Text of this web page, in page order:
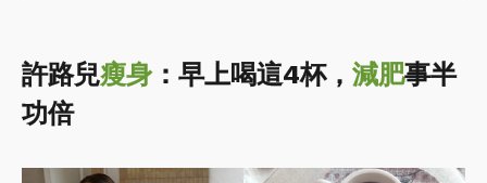
許路兒瘦身：早上喝這4杯， 減肥事半
功倍